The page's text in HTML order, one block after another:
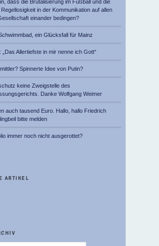
dass die Brutalisierung im Fußball und die
in der Kommunikation auf allen
einander bedingen?
ein Glücksfall für Mainz
„Das Allertiefste in mir nenne ich Gott“
Spinnerte Idee von Putin?
keine Zweigstelle des
Danke Wolfgang Weimer
auch tausend Euro. Hallo, hallo Friedrich
bitte melden
immer noch nicht ausgerottet?
ARTIKEL